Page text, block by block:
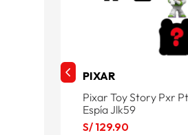
PIXAR
Pixar Toy Story Pxr
Espía Jlk59
S/ 129.90